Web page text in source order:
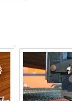
MÁQUINA
MÁQUINA
MÁQUINA
MÁQUINA
TECIDO